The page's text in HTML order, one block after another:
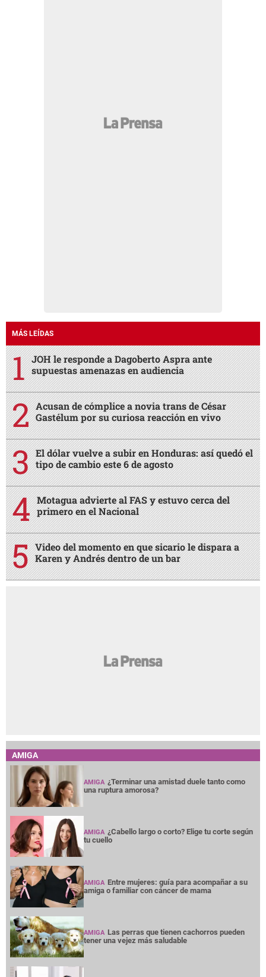
MÁS LEÍDAS
JOH le responde a Dagoberto Aspra ante
supuestas amenazas en audiencia
Acusan de cómplice a novia trans de César
Gastélum por su curiosa reacción en vivo
El dólar vuelve a subir en Honduras: así quedó el
tipo de cambio este 6 de agosto
Motagua advierte al FAS y estuvo cerca del
primero en el Nacional
Video del momento en que sicario le dispara a
Karen y Andrés dentro de un bar
AMIGA
AMIGA ¿Terminar una amistad duele tanto como
una ruptura amorosa?
AMIGA ¿Cabello largo o corto? Elige tu corte según
tu cuello
AMIGA Entre mujeres: guía para acompañar a su
amiga o familiar con cáncer de mama
AMIGA Las perras que tienen cachorros pueden
tener una vejez más saludable